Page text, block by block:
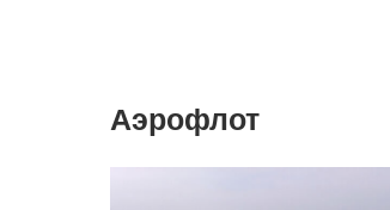
Аэрофлот